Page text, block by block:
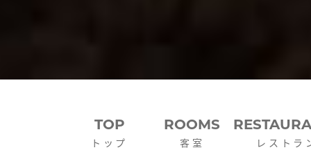
TOP
トップ
ROOMS
客室 レストラ